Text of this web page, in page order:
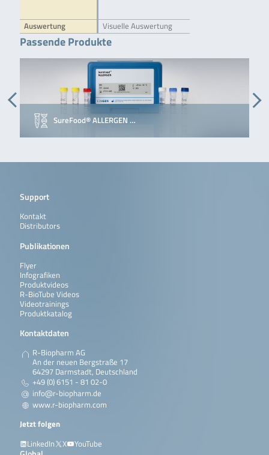
Auswertung Visuelle Auswertung
Passende Produkte
SureFood® ALLERGEN …
Support
Kontakt
Distributors
Publikationen
Flyer
Infografiken
Produktvideos
R-BioTube Videos
Videotrainings
Produktkatalog
Kontaktdaten
R-Biopharm AG
An der neuen Bergstraße 17
64297 Darmstadt, Deutschland
+49 (0) 6151 - 81 02-0
info@r-biopharm.de
www.r-biopharm.com
Jetzt folgen
LinkedIn
X YouTube